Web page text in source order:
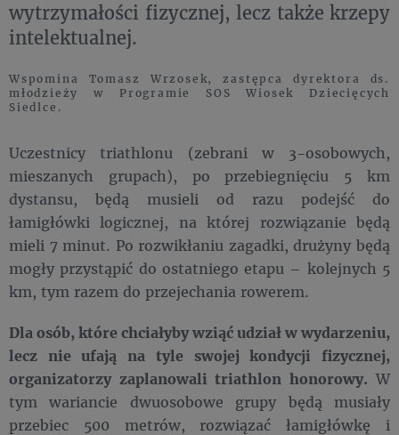
wytrzymałości fizycznej, lecz także krzepy
intelektualnej. ​
Wspomina Tomasz Wrzosek, zastępca dyrektora ds.
młodzieży w Programie SOS Wiosek Dziecięcych
Siedlce.
Uczestnicy triathlonu (zebrani w 3-osobowych,
mieszanych grupach), po przebiegnięciu 5 km
dystansu, będą musieli od razu podejść do
łamigłówki logicznej, na której rozwiązanie będą
mieli 7 minut. Po rozwikłaniu zagadki, drużyny będą
mogły przystąpić do ostatniego etapu – kolejnych 5
km, tym razem do przejechania rowerem.
Dla osób, które chciałyby wziąć udział w wydarzeniu,
lecz nie ufają na tyle swojej kondycji fizycznej,
organizatorzy zaplanowali triathlon honorowy. W
tym wariancie dwuosobowe grupy będą musiały
przebiec 500 metrów, rozwiązać łamigłówkę i